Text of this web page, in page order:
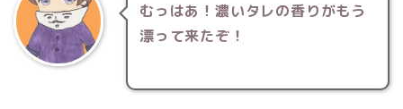
むっはあ！濃いタレの香りがもう
漂って来たぞ！